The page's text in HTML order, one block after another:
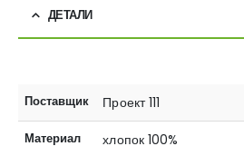
ДЕТАЛИ
Поставщик Проект 111
Материал хлопок 100%